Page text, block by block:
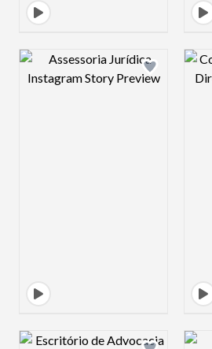
Design preview image
Design preview image